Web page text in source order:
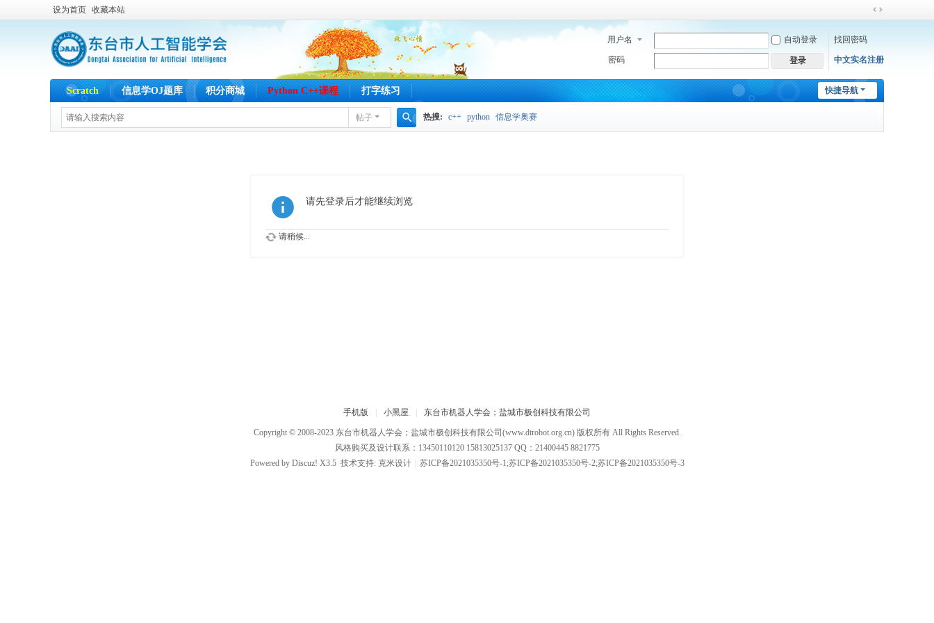
设为首页 收藏本站
切
宽
用户名 自动登录 找回密码
密码 登录 中文实名注册
快捷导航
Scratch 信息学OJ题库 积分商城 Python C++课程 打字练习
帖子 热搜: c++ python 信息学奥赛
请先登录后才能继续浏览
请稍候...
手机版 小黑屋 东台市机器人学会；盐城市极创科技有限公司
Copyright © 2008-2023 东台市机器人学会；盐城市极创科技有限公司 (www.dtrobot.org.cn) 版权所有 All Rights Reserved.
风格购买及设计联系：13450110120 15813025137 QQ：21400445 8821775
Powered by Discuz! X3.5 技术支持: 克米设计 苏ICP备2021035350号-1;苏ICP备2021035350号-2;苏ICP备2021035350号-3